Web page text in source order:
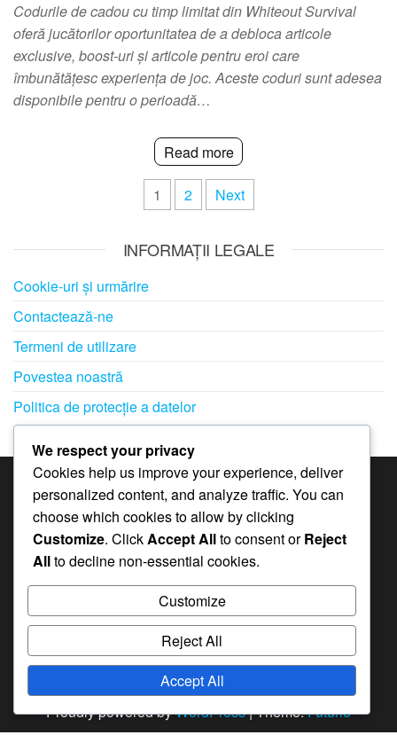
Codurile de cadou cu timp limitat din Whiteout Survival
oferă jucătorilor oportunitatea de a debloca articole
exclusive, boost-uri și articole pentru eroi care
îmbunătățesc experiența de joc. Aceste coduri sunt adesea
disponibile pentru o perioadă…
Read more
1 2 Next
INFORMAȚII LEGALE
Cookie-uri și urmărire
Contactează-ne
Termeni de utilizare
Povestea noastră
Politica de protecție a datelor
CATEGORII
Bonusuri pentru Abonamentele Lunare în
Whiteout Survival
Coduri de cadou în Whiteout Survival
Premiile pentru etapele evenimentului în Whiteout
Proudly powered byWordPress|Theme:Futurio
We respect your privacy
Cookies help us improve your experience, deliver
personalized content, and analyze traffic. You can
choose which cookies to allow by clicking
Customize. ClickAccept Allto consent orReject
Allto decline non-essential cookies.
Customize
Reject All
Accept All